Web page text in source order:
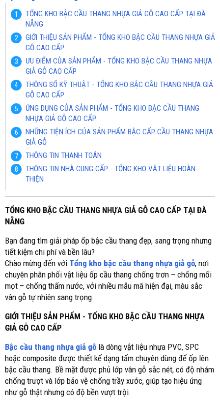
TỔNG KHO BẬC CẦU THANG NHỰA GIẢ GỖ CAO CẤP TẠI ĐÀ
NẴNG
GIỚI THIỆU SẢN PHẨM - TỔNG KHO BẬC CẦU THANG NHỰA GIẢ
GỖ CAO CẤP
ƯU ĐIỂM CỦA SẢN PHẨM - TỔNG KHO BẬC CẦU THANG NHỰA
GIẢ GỖ CAO CẤP
THÔNG SỐ KỸ THUẬT - TỔNG KHO BẬC CẦU THANG NHỰA GIẢ
GỖ CAO CẤP
ỨNG DỤNG CỦA SẢN PHẨM - TỔNG KHO BẬC CẦU THANG
NHỰA GIẢ GỖ CAO CẤP
NHỮNG TIỆN ÍCH CỦA SẢN PHẨM BẬC CẤP CẦU THANG NHỰA
GIẢ GỖ
THÔNG TIN THANH TOÁN
THÔNG TIN NHÀ CUNG CẤP - TỔNG KHO VẬT LIỆU HOÀN
THIỆN
TỔNG KHO BẬC CẦU THANG NHỰA GIẢ GỖ CAO CẤP TẠI ĐÀ
NẴNG
Bạn đang tìm giải pháp ốp bậc cầu thang đẹp, sang trọng nhưng
tiết kiệm chi phí và bền lâu?
Chào mừng đến với Tổng kho bậc cầu thang nhựa giả gỗ, nơi
chuyên phân phối vật liệu ốp cầu thang chống trơn – chống mối
mọt – chống thấm nước, với nhiều mẫu mã hiện đại, màu sắc
vân gỗ tự nhiên sang trọng.
GIỚI THIỆU SẢN PHẨM - TỔNG KHO BẬC CẦU THANG NHỰA
GIẢ GỖ CAO CẤP
Bậc cầu thang nhựa giả gỗ là dòng vật liệu nhựa PVC, SPC
hoặc composite được thiết kế dạng tấm chuyên dùng để ốp lên
bậc cầu thang. Bề mặt được phủ lớp vân gỗ sắc nét, có độ nhám
chống trượt và lớp bảo vệ chống trầy xước, giúp tạo hiệu ứng
như gỗ thật nhưng có độ bền vượt trội.